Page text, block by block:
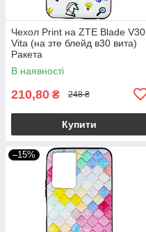
Чехол Print на ZTE Blade V30
Vita (на зте блейд в30 вита)
Ракета
В наявності
210,80 ₴ 248 ₴
Купити
–15%